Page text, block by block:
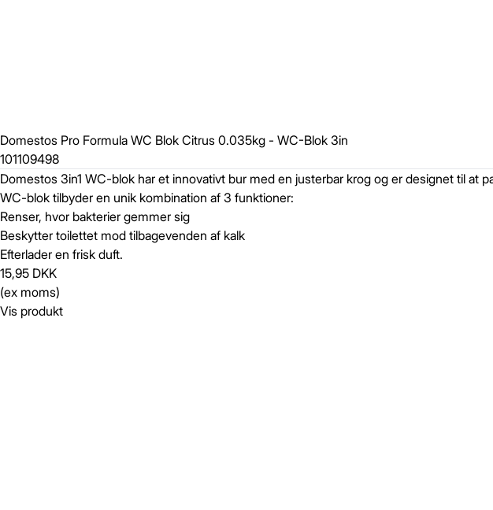
Domestos Pro Formula WC Blok Citrus 0.035kg - WC-Blok 3in
101109498
Domestos 3in1 WC-blok har et innovativt bur med en justerbar krog og er designet til
WC-blok tilbyder en unik kombination af 3 funktioner:
Renser, hvor bakterier gemmer sig
Beskytter toilettet mod tilbagevenden af kalk
Efterlader en frisk duft.
15,95 DKK
(ex moms)
Vis produkt